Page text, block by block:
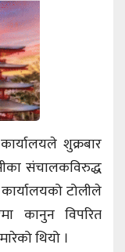
शुक्रबार
संचालकविरुद्ध
टोलीले
कानुन विपरित
थियो ।